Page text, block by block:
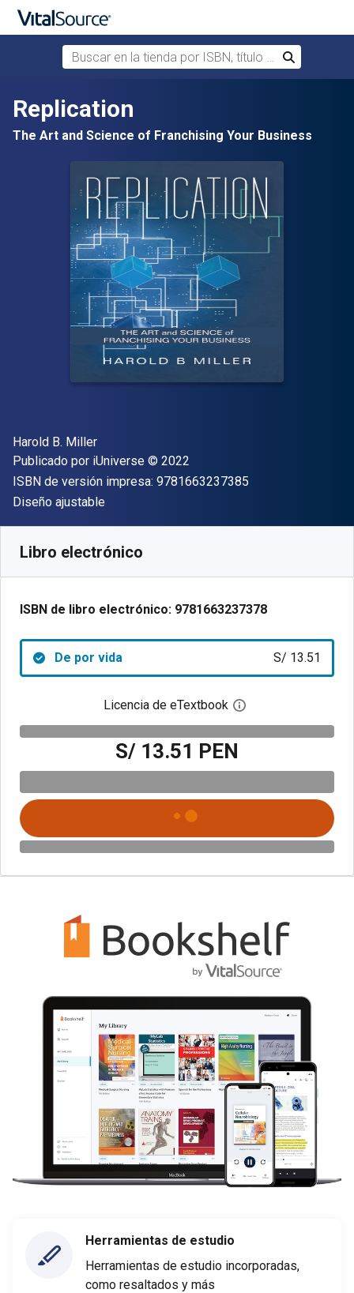
Saltar al contenido principal
Buscar en la tienda por ISBN, título o autor
Buscar
Replication
The Art and Science of Franchising Your Business
Autor(es)
Harold B. Miller
Editor
Publicado por iUniverse Copyright
© 2022
ISBN de versión impresa: 9781663237385
Formato
Diseño ajustable
Libro electrónico
ISBN de libro electrónico: 9781663237378
De por vida S/ 13.51
Licencia de eTextbook Abre el cuadro de
S/ 13.51 PEN
Herramientas de estudio
Herramientas de estudio incorporadas,
como resaltados y más